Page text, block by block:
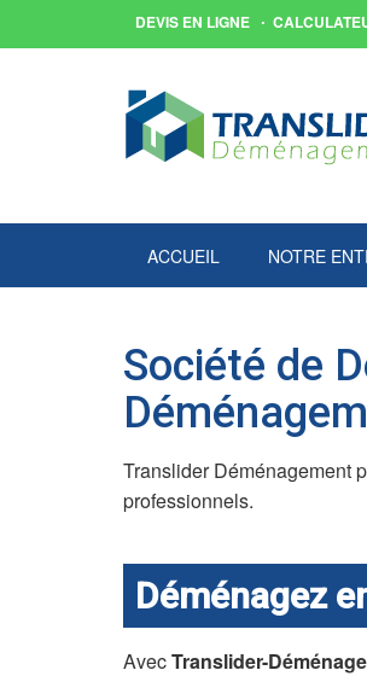
DEVIS EN LIGNE
ACCUEIL NOTRE
Société de
Translider Déménagement
professionnels.
Déménagez
AvecTranslider-